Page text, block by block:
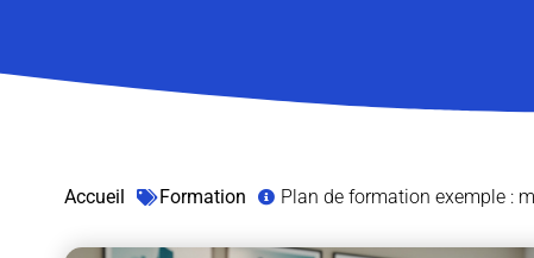
Accueil Formation Plan de formation exemple :